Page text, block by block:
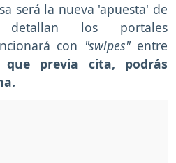
será la nueva 'apuesta' de
detallan los portales
con "swipes"entre
previa cita, podrás